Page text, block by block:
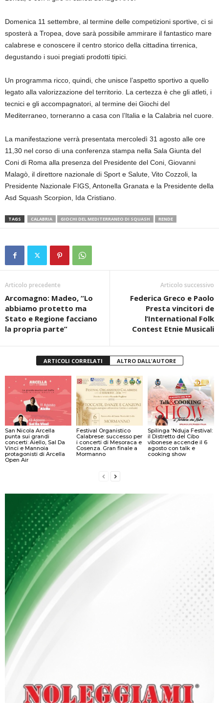
Domenica 11 settembre, al termine delle competizioni sportive, ci si
sposterà a Tropea, dove sarà possibile ammirare il fantastico mare
calabrese e conoscere il centro storico della cittadina tirrenica,
degustando i suoi pregiati prodotti tipici.
Un programma ricco, quindi, che unisce l’aspetto sportivo a quello
legato alla valorizzazione del territorio. La certezza è che gli atleti, i
tecnici e gli accompagnatori, al termine dei Giochi del
Mediterraneo, torneranno a casa con l’Italia e la Calabria nel cuore.
La manifestazione verrà presentata mercoledì 31 agosto alle ore
11,30 nel corso di una conferenza stampa nella Sala Giunta del
Coni di Roma alla presenza del Presidente del Coni, Giovanni
Malagò, il direttore nazionale di Sport e Salute, Vito Cozzoli, la
Presidente Nazionale FIGS, Antonella Granata e la Presidente della
Asd Squash Scorpion, Ida Cristiano.
TAGS CALABRIA GIOCHI DEL MEDITERRANEO DI SQUASH RENDE
Articolo precedente
Arcomagno: Madeo, “Lo
abbiamo protetto ma
Stato e Regione facciano
la propria parte”
Articolo successivo
Federica Greco e Paolo
Presta vincitori de
l’International Folk
Contest Etnie Musicali
ARTICOLI CORRELATI ALTRO DALL'AUTORE
San Nicola Arcella
punta sui grandi
concerti: Aiello, Sal Da
Vinci e Mannoia
protagonisti di Arcella
Open Air
Festival Organistico
Calabrese: successo per
i concerti di Mesoraca e
Cosenza. Gran finale a
Mormanno
Spilinga ‘Nduja Festival:
il Distretto del Cibo
vibonese accende il 6
agosto con talk e
cooking show